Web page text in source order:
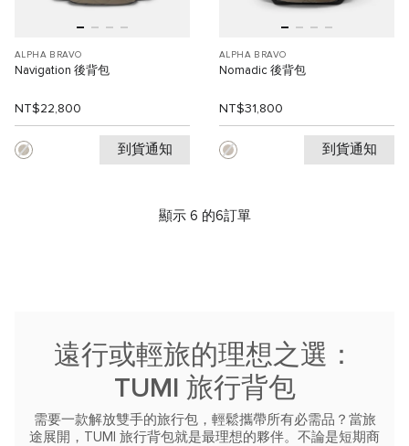
ALPHA BRAVO
Navigation 後背包
NT$22,800
到貨通知
ALPHA BRAVO
Nomadic 後背包
NT$31,800
到貨通知
顯示 6 的6訂單
遠行或輕旅的理想之選：
TUMI 旅行背包
需要一款解放雙手的旅行包，輕鬆攜帶所有必需品？當旅
途展開，TUMI 旅行背包就是最理想的夥伴。不論是短期商